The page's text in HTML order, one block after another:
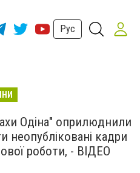
Рус
Одіна" оприлюднили
неопубліковані кадри
роботи, - ВІДЕО